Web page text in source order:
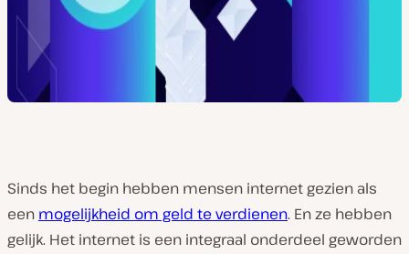
Sinds het begin hebben mensen internet gezien als
een mogelijkheid om geld te verdienen. En ze hebben
gelijk. Het internet is een integraal onderdeel geworden